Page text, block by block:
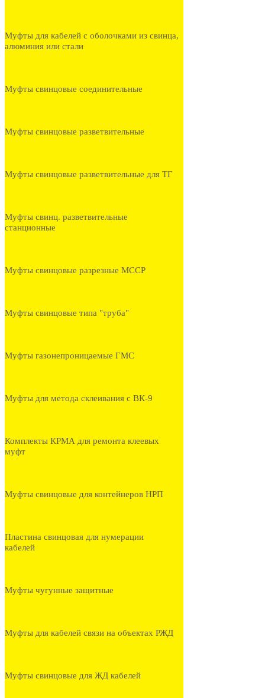
Муфты для кабелей с оболочками из свинца,
алюминия или стали
Муфты свинцовые соединительные
Муфты свинцовые разветвительные
Муфты свинцовые разветвительные для ТГ
Муфты свинц. разветвительные
станционные
Муфты свинцовые разрезные МССР
Муфты свинцовые типа "труба"
Муфты газонепроницаемые ГМС
Муфты для метода склеивания с ВК-9
Комплекты КРМА для ремонта клеевых
муфт
Муфты свинцовые для контейнеров НРП
Пластина свинцовая для нумерации
кабелей
Муфты чугунные защитные
Муфты для кабелей связи на объектах РЖД
Муфты свинцовые для ЖД кабелей